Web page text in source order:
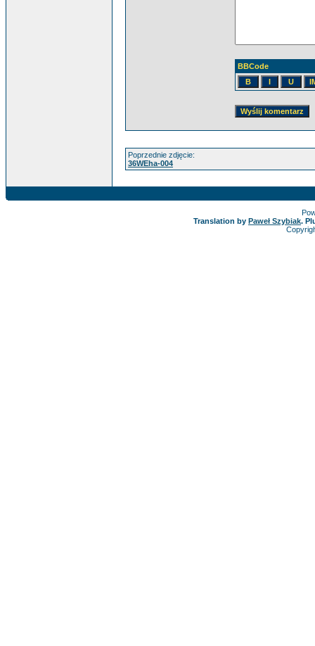
BBCode
Poprzednie zdjęcie:
36WEha-004
Translation by Paweł Szybiak.